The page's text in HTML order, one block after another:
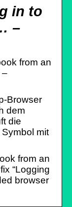
in to
–
from an
–
Browser
dem
die
mit
from an
“Logging
browser